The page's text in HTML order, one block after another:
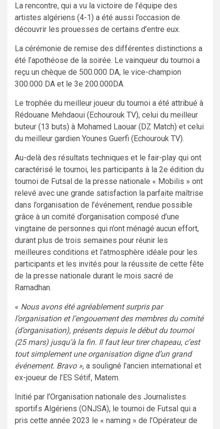
La rencontre, qui a vu la victoire de l’équipe des
artistes algériens (4-1) a été aussi l’occasion de
découvrir les prouesses de certains d’entre eux.
La cérémonie de remise des différentes distinctions a
été l’apothéose de la soirée. Le vainqueur du tournoi a
reçu un chèque de 500.000 DA, le vice-champion
300.000 DA et le 3e 200.000DA.
Le trophée du meilleur joueur du tournoi a été attribué à
Rédouane Mehdaoui (Echourouk TV), celui du meilleur
buteur (13 buts) à Mohamed Laouar (DZ Match) et celui
du meilleur gardien Younes Guerfi (Echourouk TV).
Au-delà des résultats techniques et le fair-play qui ont
caractérisé le tournoi, les participants à la 2e édition du
tournoi de Futsal de la presse nationale « Mobilis » ont
relevé avec une grande satisfaction la parfaite maîtrise
dans l’organisation de l’événement, rendue possible
grâce à un comité d’organisation composé d’une
vingtaine de personnes qui n’ont ménagé aucun effort,
durant plus de trois semaines pour réunir les
meilleures conditions et l’atmosphère idéale pour les
participants et les invités pour la réussite de cette fête
de la presse nationale durant le mois sacré de
Ramadhan.
« Nous avons été agréablement surpris par
l’organisation et l’engouement des membres du comité
(d’organisation), présents depuis le début du tournoi
(25 mars) jusqu’à la fin. Il faut leur tirer chapeau, c’est
tout simplement une organisation digne d’un grand
événement. Bravo », a souligné l’ancien international et
ex-joueur de l’ES Sétif, Matem.
Initié par l’Organisation nationale des Journalistes
sportifs Algériens (ONJSA), le tournoi de Futsal qui a
pris cette année 2023 le « naming » de l’Opérateur de